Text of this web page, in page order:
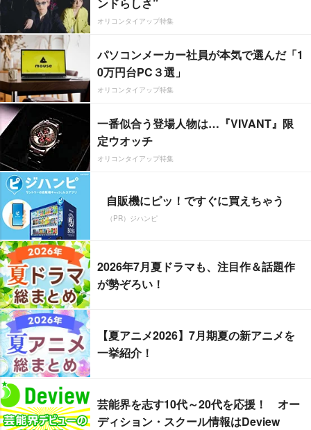
オリコンタイアップ特集
パソコンメーカー社員が本気で選んだ「1
0万円台PC３選」
オリコンタイアップ特集
一番似合う登場人物は…『VIVANT』限
定ウオッチ
オリコンタイアップ特集
自販機にピッ！ですぐに買えちゃう
（PR）ジハンピ
2026年7月夏ドラマも、注目作＆話題作
が勢ぞろい！
【夏アニメ2026】7月期夏の新アニメを
一挙紹介！
芸能界を志す10代～20代を応援！ オー
ディション・スクール情報はDeview